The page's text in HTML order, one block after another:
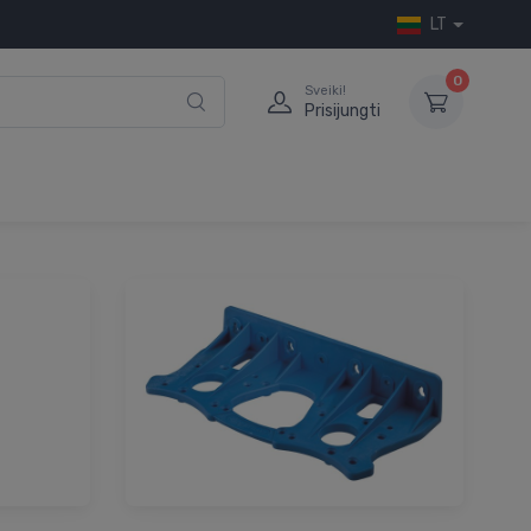
LT
Sveiki!
Prisijungti
0